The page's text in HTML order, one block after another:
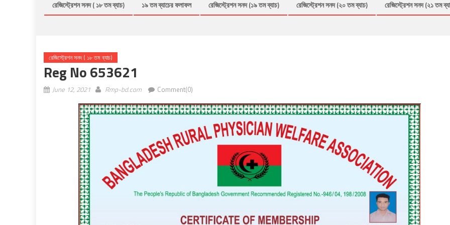
রেজিস্ট্রেশন সনদ ( ১৮ তম ব্যাচ) ১৯ তম ব্যাচের ফলাফল রেজিস্ট্রেশন সনদ (১৯ তম ব্যাচ) রেজিস্ট্রেশন সনদ (২০ তম ব্যাচ) রেজিস্ট্রেশন সনদ (২১ তম
রেজিস্ট্রেশন সনদ ( ১৮ তম ব্যাচ)
Reg No 653621
June 12, 2021 Rmp-bd.com Comment(0)